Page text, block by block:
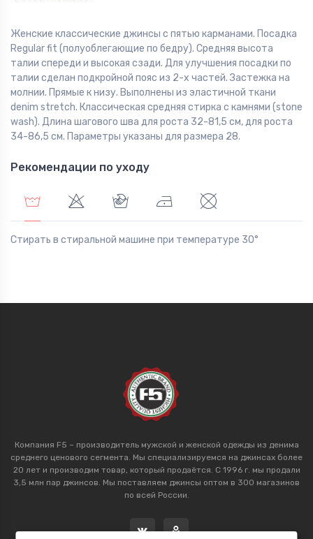
Женские классические джинсы с пятью карманами. Посадка
Regular fit (полуоблегающие по бедру). Средняя высота
талии спереди и высокая сзади. Для улучшения посадки по
талии сделан подкройной пояс из 2-х частей. Застежка на
молнии. Прямые к низу. Выполнены из эластичной ткани
denim stretch. Классическая средняя стирка с камнями (stone
wash). Длина шагового шва для роста 32-81,5 см, для роста
34-86,5 см. Параметры указаны для размера 28.
Рекомендации по уходу
Стирать в стиральной машине при температуре 30°
Компания F5 – производитель мужской и женской одежды из денима
среднего ценового сегмента. Мы специализируемся на джинсах более
20 лет и производим товар, который продаётся. С 1996 г. мы продали
3,5 млн пар джинсов. Мы поставляем джинсы оптом в 300 магазинов
по всей России.